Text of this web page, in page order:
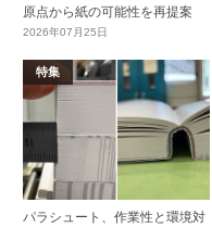
原点から紙の可能性を再提案
2026年07月25日
特集
パラシュート、作業性と環境対